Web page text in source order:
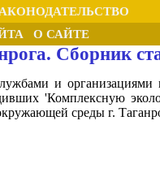
О САЙТЕ
Сборник
и организациями
'Комплексную
среды г.